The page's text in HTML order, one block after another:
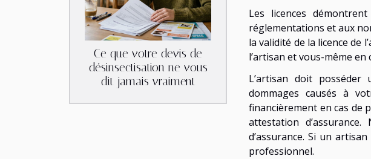
Ce que votre devis de
désinsectisation ne vous
dit jamais vraiment
Les licences
réglementations et aux
la validité de la licence de
l’artisan et vous-même en
L’artisan doit posséder
dommages causés à
financièrement en cas de
attestation
d’assurance. Si un
professionnel.